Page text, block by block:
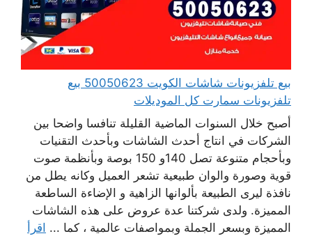
بيع تلفزيونات شاشات الكويت 50050623 بيع
تلفزيونات سمارت كل الموديلات
أصبح خلال السنوات الماضية القليلة تنافسا واضحا بين
الشركات في انتاج أحدث الشاشات وبأحدث التقنيات
وبأحجام متنوعة تصل 140و 150 بوصة وبأنظمة صوت
قوية وصورة والوان طبيعية تشعر العميل وكانه يطل من
نافذة ليرى الطبيعة بألوانها الزاهية و الإضاءة الساطعة
المميزة. ولدى شركتنا عدة عروض على هذه الشاشات
المميزة وبسعر الجملة وبمواصفات عالمية ، كما ... اقرأ